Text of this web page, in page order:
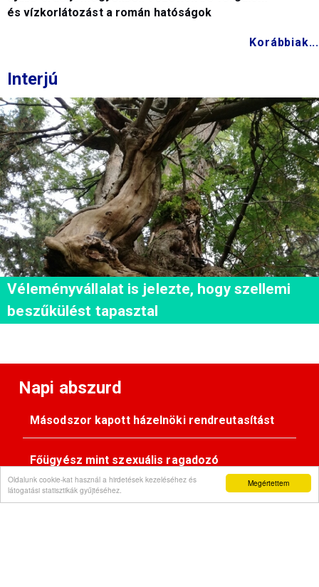
Megértettem
Oldalunk cookie-kat használ a hirdetések kezeléséhez és
látogatási statisztikák gyűjtéséhez.
és vízkorlátozást a román hatóságok
Korábbiak...
Interjú
Véleményvállalat is jelezte, hogy szellemi
beszűkülést tapasztal
Napi abszurd
Másodszor kapott házelnöki rendreutasítást
Főügyész mint szexuális ragadozó
Pimasz önkényúr